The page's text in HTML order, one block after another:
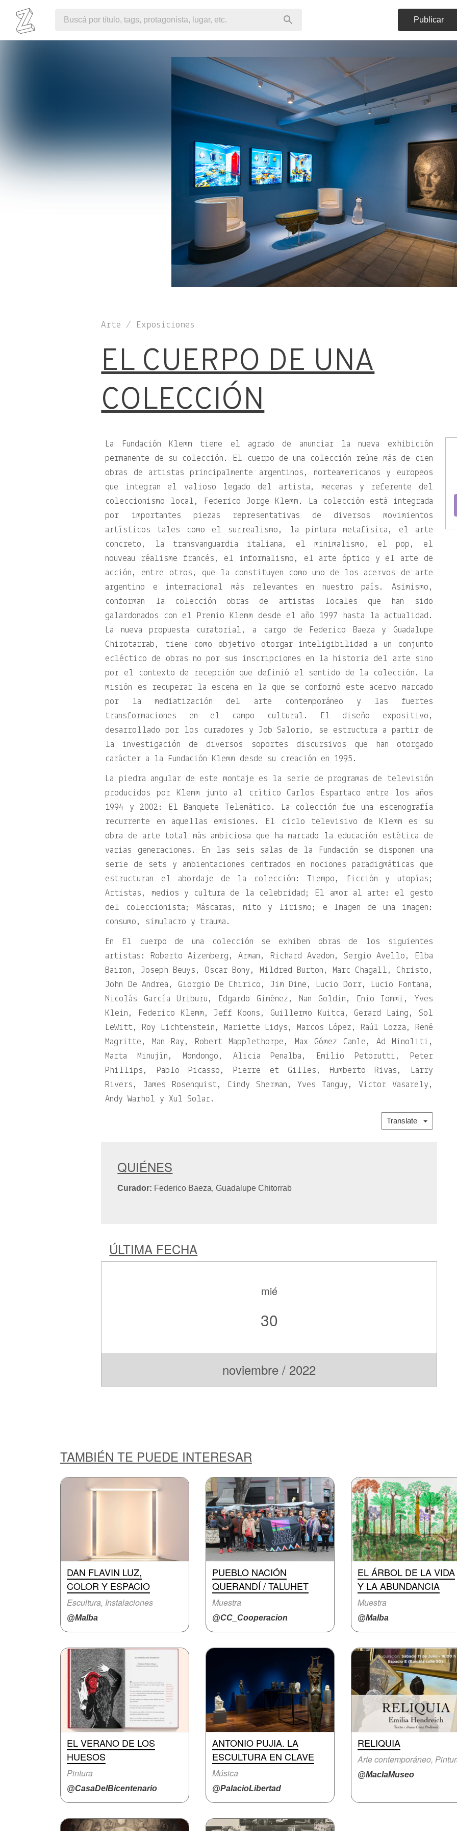
Publicar
Arte / Exposiciones
EL CUERPO DE UNA
COLECCIÓN
La Fundación Klemm tiene el agrado de anunciar la nueva exhibición
permanente de su colección. El cuerpo de una colección reúne más de cien
obras de artistas principalmente argentinos, norteamericanos y europeos
que integran el valioso legado del artista, mecenas y referente del
coleccionismo local, Federico Jorge Klemm. La colección está integrada
por importantes piezas representativas de diversos movimientos
artísticos tales como el surrealismo, la pintura metafísica, el arte
concreto, la transvanguardia italiana, el minimalismo, el pop, el
nouveau réalisme francés, el informalismo, el arte óptico y el arte de
acción, entre otros, que la constituyen como uno de los acervos de arte
argentino e internacional más relevantes en nuestro país. Asimismo,
conforman la colección obras de artistas locales que han sido
galardonados con el Premio Klemm desde el año 1997 hasta la actualidad.
La nueva propuesta curatorial, a cargo de Federico Baeza y Guadalupe
Chirotarrab, tiene como objetivo otorgar inteligibilidad a un conjunto
ecléctico de obras no por sus inscripciones en la historia del arte sino
por el contexto de recepción que definió el sentido de la colección. La
misión es recuperar la escena en la que se conformó este acervo marcado
por la mediatización del arte contemporáneo y las fuertes
transformaciones en el campo cultural. El diseño expositivo,
desarrollado por los curadores y Job Salorio, se estructura a partir de
la investigación de diversos soportes discursivos que han otorgado
carácter a la Fundación Klemm desde su creación en 1995.
La piedra angular de este montaje es la serie de programas de televisión
producidos por Klemm junto al crítico Carlos Espartaco entre los años
1994 y 2002: El Banquete Telemático. La colección fue una escenografía
recurrente en aquellas emisiones. El ciclo televisivo de Klemm es su
obra de arte total más ambiciosa que ha marcado la educación estética de
varias generaciones. En las seis salas de la Fundación se disponen una
serie de sets y ambientaciones centrados en nociones paradigmáticas que
estructuran el abordaje de la colección: Tiempo, ficción y utopías;
Artistas, medios y cultura de la celebridad; El amor al arte: el gesto
del coleccionista; Máscaras, mito y lirismo; e Imagen de una imagen:
consumo, simulacro y trauma.
En El cuerpo de una colección se exhiben obras de los siguientes
artistas: Roberto Aizenberg, Arman, Richard Avedon, Sergio Avello, Elba
Bairon, Joseph Beuys, Oscar Bony, Mildred Burton, Marc Chagall, Christo,
John De Andrea, Giorgio De Chirico, Jim Dine, Lucio Dorr, Lucio Fontana,
Nicolás García Uriburu, Edgardo Giménez, Nan Goldin, Enio Iommi, Yves
Klein, Federico Klemm, Jeff Koons, Guillermo Kuitca, Gerard Laing, Sol
LeWitt, Roy Lichtenstein, Mariette Lidys, Marcos López, Raúl Lozza, René
Magritte, Man Ray, Robert Mapplethorpe, Max Gómez Canle, Ad Minoliti,
Marta Minujín, Mondongo, Alicia Penalba, Emilio Petorutti, Peter
Phillips, Pablo Picasso, Pierre et Gilles, Humberto Rivas, Larry
Rivers, James Rosenquist, Cindy Sherman, Yves Tanguy, Victor Vasarely,
Andy Warhol y Xul Solar.
Translate
QUIÉNES
Curador: Federico Baeza, Guadalupe Chitorrab
ÚLTIMA FECHA
mié
30
noviembre / 2022
TAMBIÉN TE PUEDE INTERESAR
DAN FLAVIN LUZ,
COLOR Y ESPACIO
Escultura, Instalaciones
@Malba
PUEBLO NACIÓN
QUERANDÍ / TALUHET
Muestra
@CC_Cooperacion
EL ÁRBOL DE LA VIDA
Y LA ABUNDANCIA
Muestra
@Malba
EL VERANO DE LOS
HUESOS
Pintura
@CasaDelBicentenario
ANTONIO PUJIA. LA
ESCULTURA EN CLAVE
Música
@PalacioLibertad
RELIQUIA
Arte contemporáneo,
@MaclaMuseo